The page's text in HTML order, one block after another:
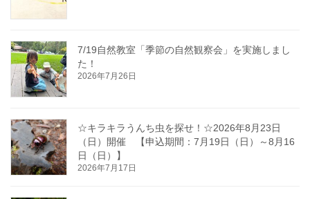
7/19自然教室「季節の自然観察会」を実施しまし
た！
2026年7月26日
☆キラキラうんち虫を探せ！☆2026年8月23日
（日）開催 【申込期間：7月19日（日）～8月16
日（日）】
2026年7月17日